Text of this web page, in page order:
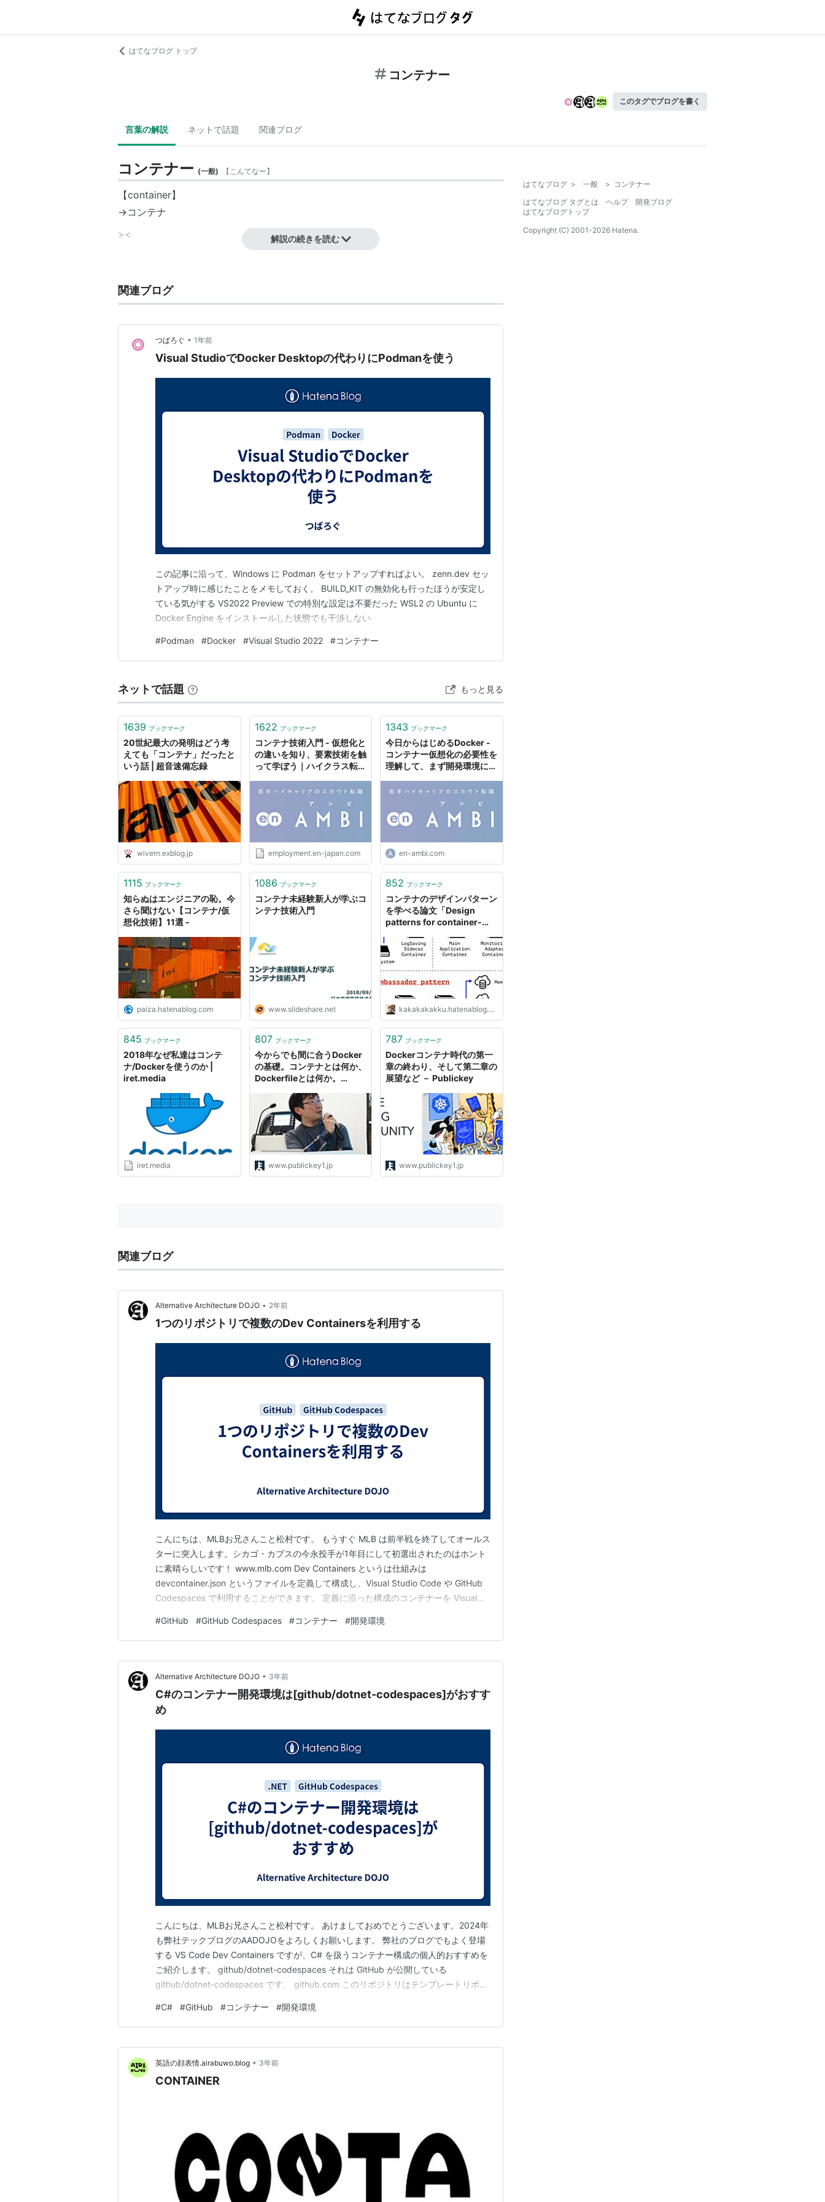
はてなブログ トップ
コンテナー
このタグでブログを書く
言葉の解説 ネットで話題 関連ブログ
コンテナー (一般) 【こんてなー】
【container】
→コンテナ
>< 解説の続きを読む
関連ブログ
つばろぐ • 1年前
Visual StudioでDocker Desktopの代わりにPodmanを使う
この記事に沿って、Windows に Podman をセットアップすればよい。 zenn.dev セッ
トアップ時に感じたことをメモしておく。 BUILD_KIT の無効化も行ったほうが安定し
ている気がする VS2022 Preview での特別な設定は不要だった WSL2 の Ubuntu に
Docker Engine をインストールした状態でも干渉しない
#Podman #Docker #Visual Studio 2022 #コンテナー
ネットで話題 もっと見る
1639 ブックマーク
20世紀最大の発明はどう考
えても「コンテナ」だったと
いう話 | 超音速備忘録
wivern.exblog.jp
1622 ブックマーク
コンテナ技術入門 - 仮想化と
の違いを知り、要素技術を触
って学ぼう｜ハイクラス転
AMBI（アンビ）
employment.en-japan.com
1343 ブックマーク
今日からはじめるDocker -
コンテナー仮想化の必要性を
理解して、まず開発環境に導
転職・求人情報サイト アン
en-ambi.com
1115 ブックマーク
知らぬはエンジニアの恥。今
さら聞けない【コンテナ/仮
想化技術】11選 -
paiza.hatenablog.com
1086 ブックマーク
コンテナ未経験新人が学ぶコ
ンテナ技術入門
www.slideshare.net
852 ブックマーク
コンテナのデザインパターン
を学べる論文「Design
patterns for container-
systems」を読んだ -
kakakakakku blog
kakakakakku.hatenablog.com
845 ブックマーク
2018年なぜ私達はコンテ
ナ/Dockerを使うのか |
iret.media
iret.media
807 ブックマーク
今からでも間に合うDocker
の基礎。コンテナとは何か、
Dockerfileとは何か。
www.publickey1.jp
787 ブックマーク
Dockerコンテナ時代の第一
章の終わり、そして第二章の
展望など － Publickey
www.publickey1.jp
関連ブログ
Alternative Architecture DOJO • 2年前
1つのリポジトリで複数のDev Containersを利用する
こんにちは、MLBお兄さんこと松村です。 もうすぐ MLB は前半戦を終了してオールス
ターに突入します。シカゴ・カブスの今永投手が1年目にして初選出されたのはホント
に素晴らしいです！ www.mlb.com Dev Containers というは仕組みは
devcontainer.json というファイルを定義して構成し、Visual Studio Code や GitHub
Codespaces で利用することができます。 定義に沿った構成のコンテナーを Visual
コミットしておくことで Gi…
#GitHub #GitHub Codespaces #コンテナー #開発環境
Alternative Architecture DOJO • 3年前
C#のコンテナー開発環境は[github/dotnet-codespaces]がおすす
め
こんにちは、MLBお兄さんこと松村です。 あけましておめでとうございます。2024年
も弊社テックブログのAADOJOをよろしくお願いします。 弊社のブログでもよく登場
する VS Code Dev Containers ですが、C# を扱うコンテナー構成の個人的おすすめを
ご紹介します。 github/dotnet-codespaces それは GitHub が公開している
github/dotnet-codespaces です。 github.com このリポジトリはテンプレートリポジ
Containers 構成を利…
#C# #GitHub #コンテナー #開発環境
英語の顔表情.airabuwo.blog • 3年前
CONTAINER
はてなブログ > 一般 > コンテナー
はてなブログ タグとは
ヘルプ
開発ブログ
はてなブログトップ
Copyright (C) 2001-2026 Hatena.